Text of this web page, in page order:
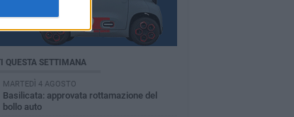
QUESTA SETTIMANA
MARTEDÌ 4 AGOSTO
Basilicata: approvata rottamazione del
bollo auto